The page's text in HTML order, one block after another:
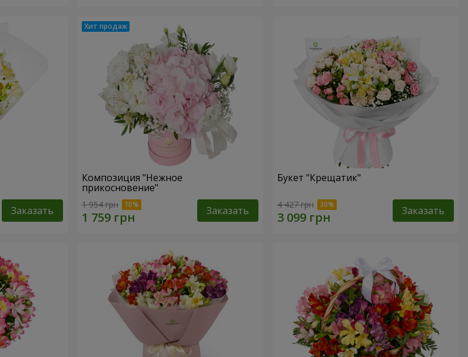
Заказать
Композиция "Нежное
прикосновение"
1 954 грн Заказать
Букет "Крещатик"
4 427 грн Заказать